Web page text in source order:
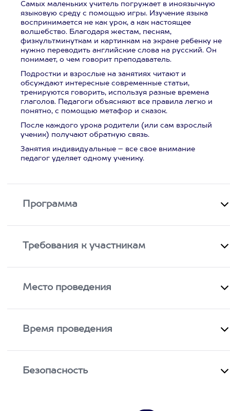
Самых маленьких учитель погружает в иноязычную
языковую среду с помощью игры. Изучение языка
воспринимается не как урок, а как настоящее
волшебство. Благодаря жестам, песням,
физкультминуткам и картинкам на экране ребенку не
нужно переводить английские слова на русский. Он
понимает, о чем говорит преподаватель.
Подростки и взрослые на занятиях читают и
обсуждают интересные современные статьи,
тренируются говорить, используя разные времена
глаголов. Педагоги объясняют все правила легко и
понятно, с помощью метафор и сказок.
После каждого урока родители (или сам взрослый
ученик) получают обратную связь.
Занятия индивидуальные – все свое внимание
педагог уделяет одному ученику.
Программа
Требования к участникам
Место проведения
Время проведения
Безопасность